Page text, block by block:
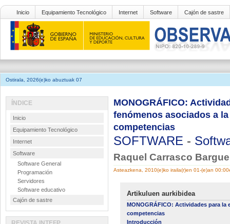
Inicio Equipamiento Tecnológico Internet Software Cajón de sastre
Ostirala, 2026(e)ko abuztuak 07
MONOGRÁFICO:
fenómenos asociados a
competencias
SOFTWARE -
Raquel Carrasco
Asteazkena, 2010(e)ko iraila(r)en 01-(e)an
Artikuluen aurkibidea
MONOGRÁFICO: Actividades para
competencias
Introducción
ÍNDICE
Inicio
Equipamiento Tecnológico
Internet
Software
Software General
Programación
Servidores
Software educativo
Cajón de sastre